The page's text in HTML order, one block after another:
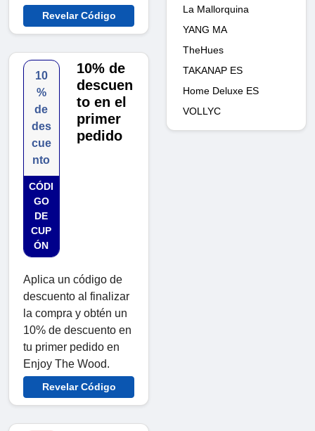
Revelar Código
10
%
de
des
cue
nto
CÓDI
GO
DE
CUP
ÓN
10% de
descuen
to en el
primer
pedido
Aplica un código de
descuento al finalizar
la compra y obtén un
10% de descuento en
tu primer pedido en
Enjoy The Wood.
Revelar Código
La Mallorquina
YANG MA
TheHues
TAKANAP ES
Home Deluxe ES
VOLLYC